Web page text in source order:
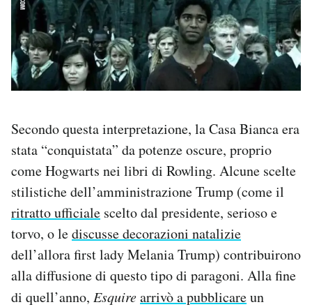
Secondo questa interpretazione, la Casa Bianca era
stata “conquistata” da potenze oscure, proprio
come Hogwarts nei libri di Rowling. Alcune scelte
stilistiche dell’amministrazione Trump (come il
ritratto ufficiale scelto dal presidente, serioso e
torvo, o lediscusse decorazioni natalizie
dell’allora first lady Melania Trump) contribuirono
alla diffusione di questo tipo di paragoni. Alla fine
di quell’anno, Esquirearrivò a pubblicareun